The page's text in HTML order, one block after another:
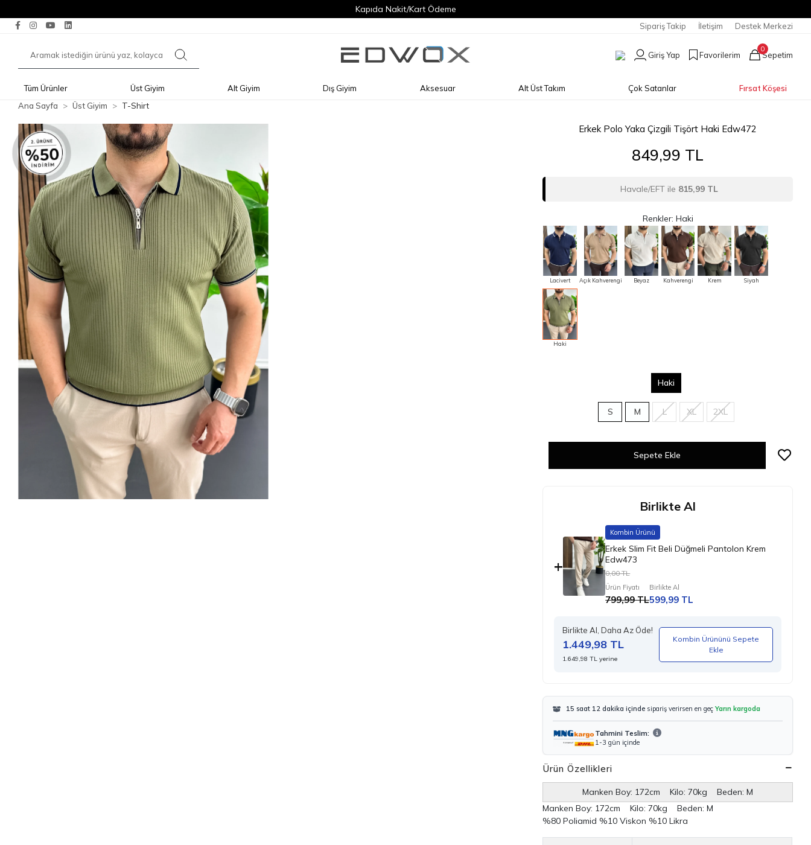
Kapıda Nakit/Kart Ödeme
Sipariş Takip İletişim Destek Merkezi
Giriş Yap Favorilerim
0
Sepetim
Tüm Ürünler Üst Giyim Alt Giyim Dış Giyim Aksesuar Alt Üst Takım Çok Satanlar
Fırsat Köşesi
Ana Sayfa
Üst Giyim T-Shirt
Erkek Polo Yaka Çizgili Tişört Haki Edw472
849,99 TL
Havale/EFT ile 815,99 TL
Renkler: Haki
Lacivert Açık Kahverengi Beyaz Kahverengi Krem Siyah
Haki
Haki
S M L XL 2XL
Sepete Ekle
Birlikte Al
+
Kombin Ürünü
Erkek Slim Fit Beli Düğmeli Pantolon Krem
Edw473
0,00 TL
Ürün Fiyatı
799,99 TL
Birlikte Al
599,99 TL
Birlikte Al, Daha Az Öde!
1.449,98 TL
1.649,98 TL yerine
Kombin Ürününü Sepete
Ekle
15 saat 12 dakika içinde sipariş verirsen en geçYarın kargoda
Tahmini Teslim:
1-3 gün içinde
Ürün Özellikleri
Manken Boy: 172cm Kilo: 70kg Beden: M
Manken Boy: 172cm Kilo: 70kg Beden: M
%80 Poliamid %10 Viskon %10 Likra